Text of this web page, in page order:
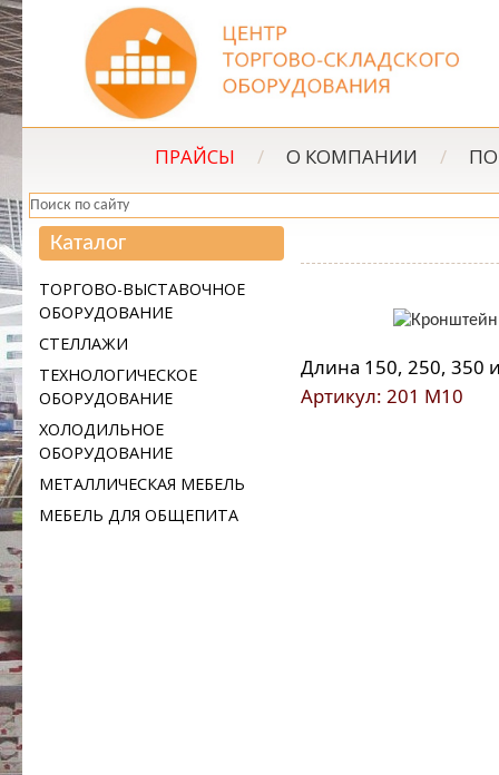
ПРАЙСЫ / О КОМПАНИИ /
Каталог
ТОРГОВО-ВЫСТАВОЧНОЕ
ОБОРУДОВАНИЕ
СТЕЛЛАЖИ
ТЕХНОЛОГИЧЕСКОЕ
ОБОРУДОВАНИЕ
ХОЛОДИЛЬНОЕ
ОБОРУДОВАНИЕ
МЕТАЛЛИЧЕСКАЯ МЕБЕЛЬ
МЕБЕЛЬ ДЛЯ ОБЩЕПИТА
Длина 150, 250, 350
Артикул: 201 M10